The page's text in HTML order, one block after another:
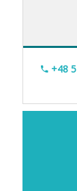
+48